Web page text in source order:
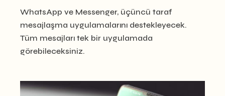
WhatsApp ve Messenger, üçüncü taraf
mesajlaşma uygulamalarını destekleyecek.
Tüm mesajları tek bir uygulamada
görebileceksiniz.